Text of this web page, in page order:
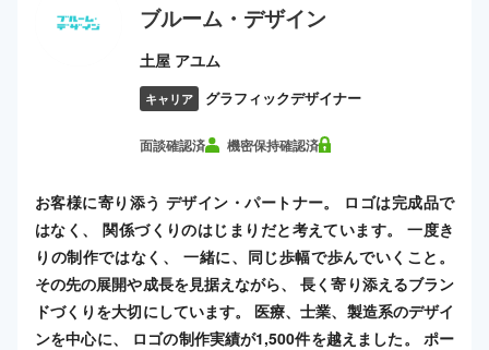
ブルーム・デザイン
土屋 アユム
キャリア グラフィックデザイナー
面談確認済 機密保持確認済
お客様に寄り添う デザイン・パートナー。 ロゴは完成品で
はなく、 関係づくりのはじまりだと考えています。 一度き
りの制作ではなく、 一緒に、同じ歩幅で歩んでいくこと。
その先の展開や成長を見据えながら、 長く寄り添えるブラン
ドづくりを大切にしています。 医療、士業、製造系のデザイ
ンを中心に、 ロゴの制作実績が1,500件を越えました。 ポー